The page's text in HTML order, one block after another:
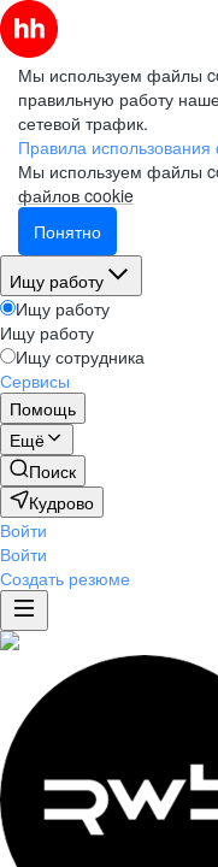
Мы используем файлы
правильную работу
сетевой трафик.
Правила
Мы используем файлы
файлов cookie
Понятно
Ищу работу
Ищу работу
Ищу работу
Ищу сотрудника
Сервисы
Помощь
Ещё
Поиск
Кудрово
Войти
Войти
Создать резюме